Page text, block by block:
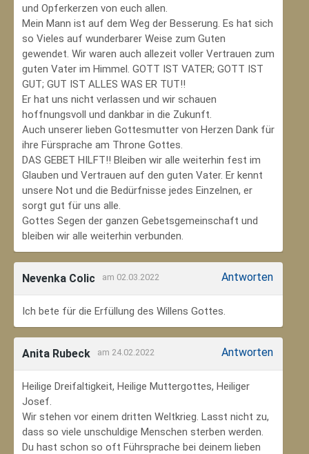
und Opferkerzen von euch allen.
Mein Mann ist auf dem Weg der Besserung. Es hat sich
so Vieles auf wunderbarer Weise zum Guten
gewendet. Wir waren auch allezeit voller Vertrauen zum
guten Vater im Himmel. GOTT IST VATER; GOTT IST
GUT; GUT IST ALLES WAS ER TUT!!
Er hat uns nicht verlassen und wir schauen
hoffnungsvoll und dankbar in die Zukunft.
Auch unserer lieben Gottesmutter von Herzen Dank für
ihre Fürsprache am Throne Gottes.
DAS GEBET HILFT!! Bleiben wir alle weiterhin fest im
Glauben und Vertrauen auf den guten Vater. Er kennt
unsere Not und die Bedürfnisse jedes Einzelnen, er
sorgt gut für uns alle.
Gottes Segen der ganzen Gebetsgemeinschaft und
bleiben wir alle weiterhin verbunden.
Nevenka Colic am 02.03.2022 Antworten
Ich bete für die Erfüllung des Willens Gottes.
Anita Rubeck am 24.02.2022 Antworten
Heilige Dreifaltigkeit, Heilige Muttergottes, Heiliger
Josef.
Wir stehen vor einem dritten Weltkrieg. Lasst nicht zu,
dass so viele unschuldige Menschen sterben werden.
Du hast schon so oft Führsprache bei deinem lieben